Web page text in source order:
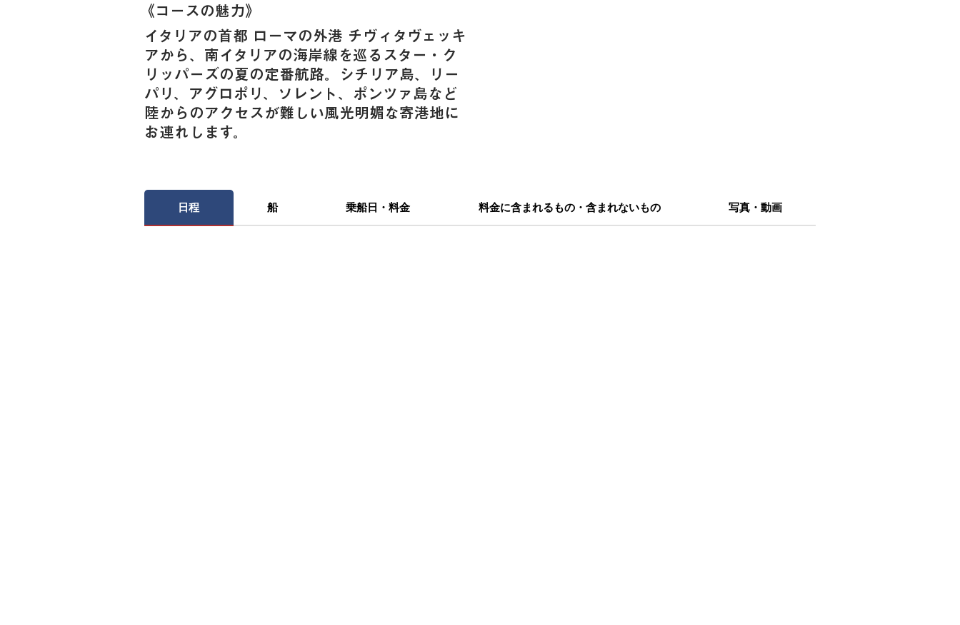
《​コースの魅力》
イタリアの首都 ローマの外港 チヴィタヴェッキ
アから、南イタリアの海岸線を巡るスター・ク
リッパーズの夏の定番航路。シチリア島、リー
パリ、アグロポリ、ソレント、ポンツァ島など
陸からのアクセスが難しい風光明媚な寄港地に
お連れします。
日程 船 乗船日・料金 料金に含まれるもの・含まれないもの 写真・動画